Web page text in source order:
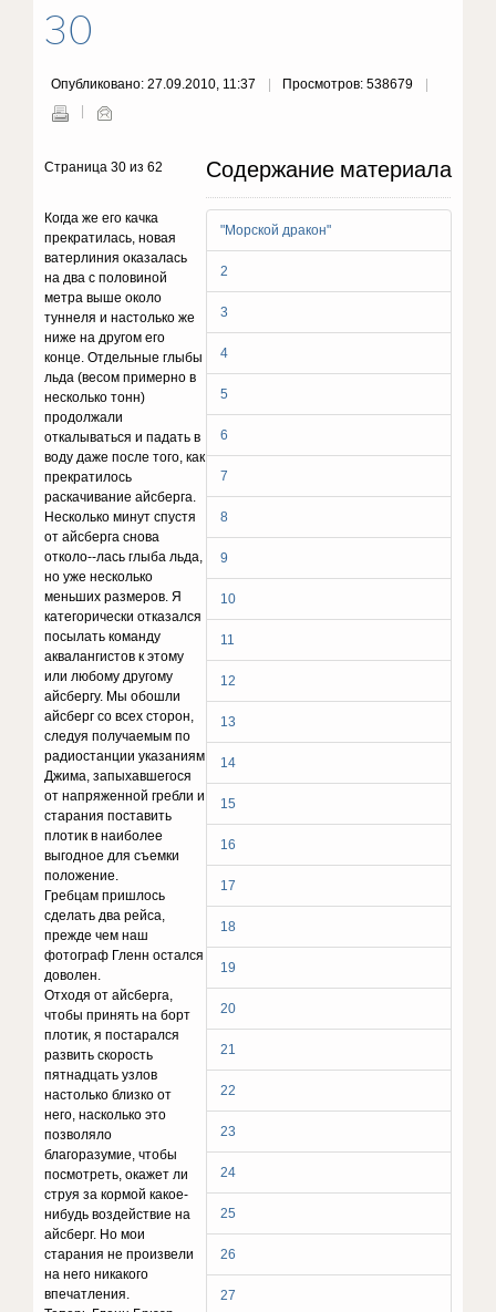
30
Опубликовано: 27.09.2010, 11:37 Просмотров: 538679
Содержание материала
"Морской дракон"
2
3
4
5
6
7
8
9
10
11
12
13
14
15
16
17
18
19
20
21
22
23
24
25
26
27
Страница 30 из 62
Когда же его качка
прекратилась, новая
ватерлиния оказалась
на два с половиной
метра выше около
туннеля и настолько же
ниже на другом его
конце. Отдельные глыбы
льда (весом примерно в
несколько тонн)
продолжали
откалываться и падать в
воду даже после того, как
прекратилось
раскачивание айсберга.
Несколько минут спустя
от айсберга снова
отколо--лась глыба льда,
но уже несколько
меньших размеров. Я
категорически отказался
посылать команду
аквалангистов к этому
или любому другому
айсбергу. Мы обошли
айсберг со всех сторон,
следуя получаемым по
радиостанции указаниям
Джима, запыхавшегося
от напряженной гребли и
старания поставить
плотик в наиболее
выгодное для съемки
положение.
Гребцам пришлось
сделать два рейса,
прежде чем наш
фотограф Гленн остался
доволен.
Отходя от айсберга,
чтобы принять на борт
плотик, я постарался
развить скорость
пятнадцать узлов
настолько близко от
него, насколько это
позволяло
благоразумие, чтобы
посмотреть, окажет ли
струя за кормой какое-
нибудь воздействие на
айсберг. Но мои
старания не произвели
на него никакого
впечатления.